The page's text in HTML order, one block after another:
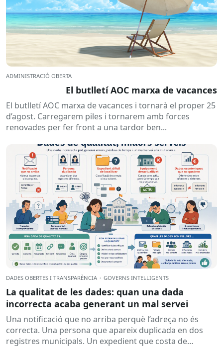
ADMINISTRACIÓ OBERTA
El butlletí AOC marxa de vacances
El butlletí AOC marxa de vacances i tornarà el proper 25
d’agost. Carregarem piles i tornarem amb forces
renovades per fer front a una tardor ben...
DADES OBERTES I TRANSPARÈNCIA · GOVERNS INTEL·LIGENTS
La qualitat de les dades: quan una dada
incorrecta acaba generant un mal servei
Una notificació que no arriba perquè l’adreça no és
correcta. Una persona que apareix duplicada en dos
registres municipals. Un expedient que costa de